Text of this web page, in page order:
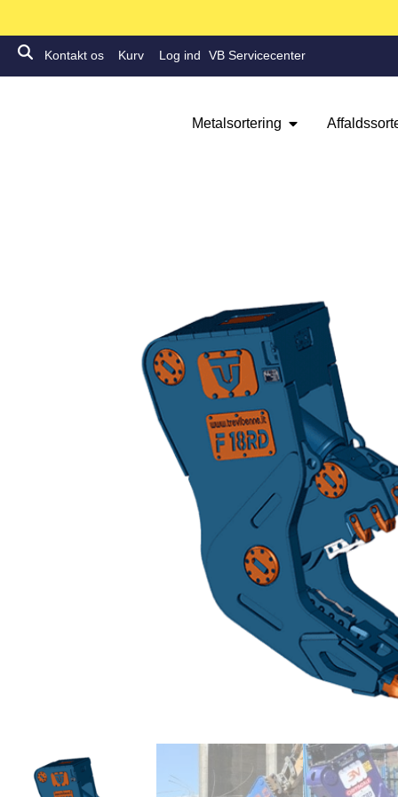
Kontakt os Kurv Log ind VB Servicecenter
Metalsortering